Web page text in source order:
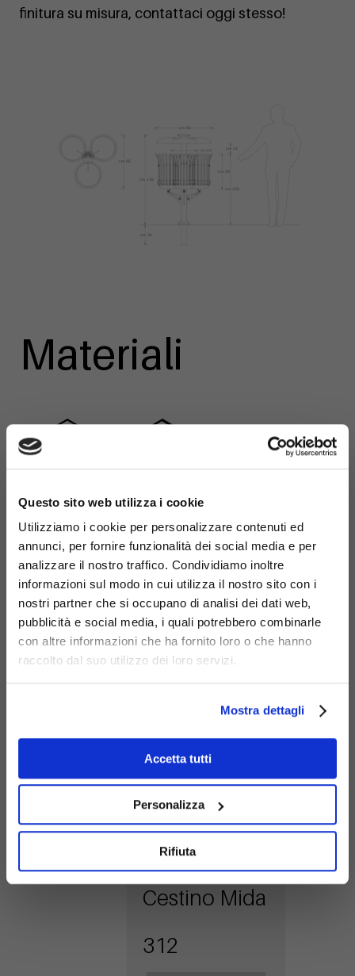
Questo sito web utilizza i cookie
Utilizziamo i cookie per personalizzare contenuti ed
annunci, per fornire funzionalità dei social media e per
analizzare il nostro traffico. Condividiamo inoltre
informazioni sul modo in cui utilizza il nostro sito con i
nostri partner che si occupano di analisi dei dati web,
pubblicità e social media, i quali potrebbero combinarle
con altre informazioni che ha fornito loro o che hanno
raccolto dal suo utilizzo dei loro servizi.
Mostra dettagli
Accetta tutti
Personalizza
Rifiuta
finitura su misura, contattaci oggi stesso!
Materiali
Acciaio inox Acciaio
Prodotti
Ecco un'area
per arricchire e
Cestino Mida
con
coperchio
Cestino Mida
312